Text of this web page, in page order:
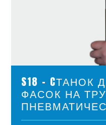
S18 - CТАНОК
ФАСОК НА